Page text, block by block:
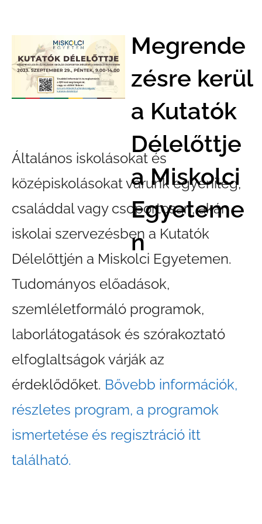
Megrende
zésre kerül
a Kutatók
Délelőttje
a Miskolci
Egyeteme
n
Általános iskolásokat és
középiskolásokat várunk egyénileg,
családdal vagy csoportosan, akár
iskolai szervezésben a Kutatók
Délelőttjén a Miskolci Egyetemen.
Tudományos előadások,
szemléletformáló programok,
laborlátogatások és szórakoztató
elfoglaltságok várják az
érdeklődőket. Bővebb információk,
részletes program, a programok
ismertetése és regisztráció itt
található.